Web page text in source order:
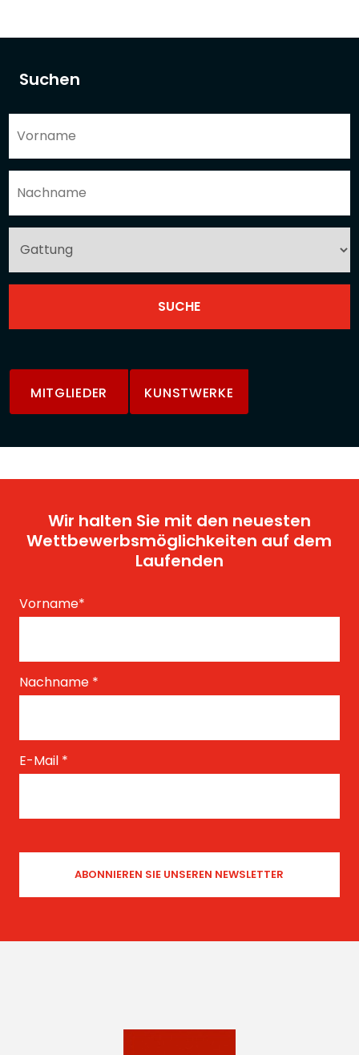
Suchen
MITGLIEDER KUNSTWERKE
Wir halten Sie mit den neuesten
Wettbewerbsmöglichkeiten auf dem
Laufenden
Vorname*
Nachname *
E-Mail *